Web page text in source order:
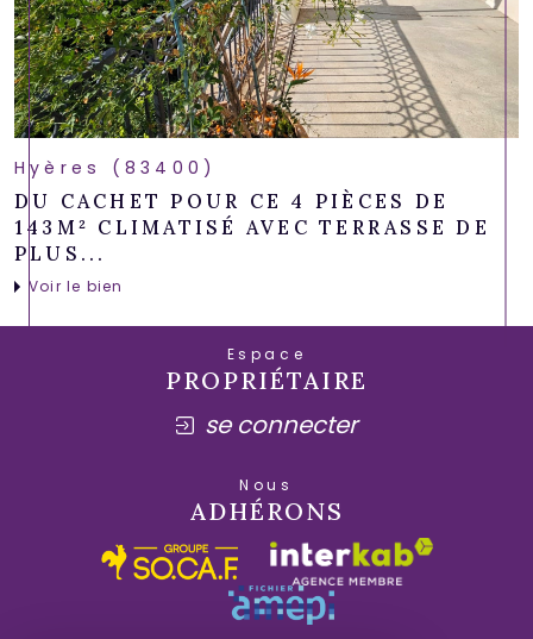
Hyères (83400)
DU CACHET POUR CE 4 PIÈCES DE
143M² CLIMATISÉ AVEC TERRASSE DE
PLUS...
Voir le bien
Espace
PROPRIÉTAIRE
se connecter
Nous
ADHÉRONS